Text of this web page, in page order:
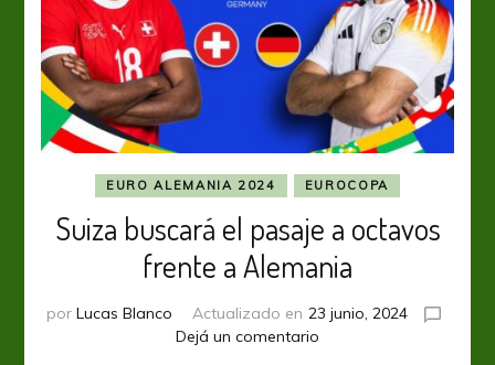
EURO ALEMANIA 2024 EUROCOPA
Suiza buscará el pasaje a octavos
frente a Alemania
por Lucas Blanco Actualizado en 23 junio, 2024
Dejá un comentario